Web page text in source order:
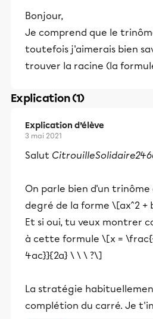
Bonjour,
Je comprend que le
toutefois j'aimerais bien
trouver la racine (la
Explication (1)
Explication d’élève
3 mai 2021
Salut
On parle bien d'un trinôme
degré de la forme \[ax^2 +
Et si oui, tu veux montrer
à cette formule \[x =
4ac}}{2a} \ \ \ ?\]
La stratégie
complétion du carré. Je